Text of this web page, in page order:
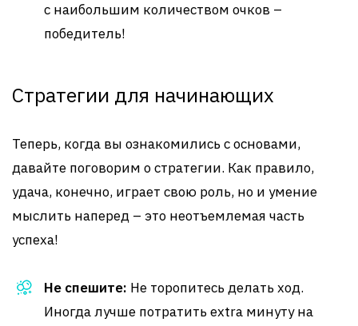
с наибольшим количеством очков –
победитель!
Стратегии для начинающих
Теперь, когда вы ознакомились с основами,
давайте поговорим о стратегии. Как правило,
удача, конечно, играет свою роль, но и умение
мыслить наперед – это неотъемлемая часть
успеха!
Не спешите: Не торопитесь делать ход.
Иногда лучше потратить extra минуту на